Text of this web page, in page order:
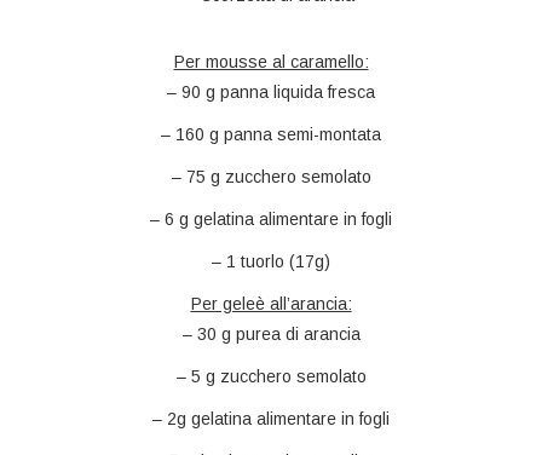
Per mousse al caramello:
– 90 g panna liquida fresca
– 160 g panna semi-montata
– 75 g zucchero semolato
– 6 g gelatina alimentare in fogli
– 1 tuorlo (17g)
Per geleè all’arancia:
– 30 g purea di arancia
– 5 g zucchero semolato
– 2g gelatina alimentare in fogli